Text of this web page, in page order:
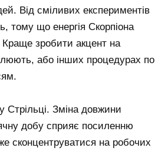
Від сміливих експериментів
тому що енергія Скорпіона
зробити акцент на
або інших процедурах по
Стрільці. Зміна довжини
добу сприяє посиленню
сконцентруватися на робочих